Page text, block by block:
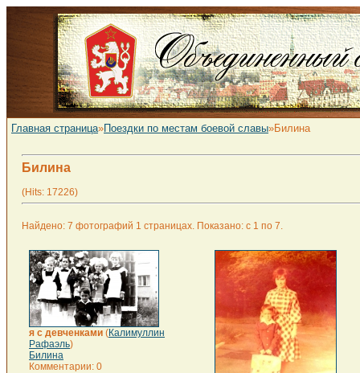
Главная страница»Поездки по местам боевой славы»Билина
Билина
(Hits: 17226)
Найдено: 7 фотографий 1 страницах. Показано: с 1 по 7.
я с девченками (Калимуллин
Рафаэль)
Билина
Комментарии: 0